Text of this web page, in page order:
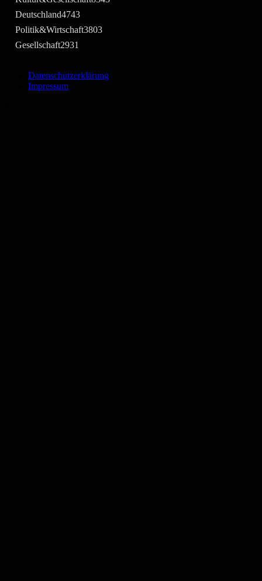
Deutschland4743
Politik&Wirtschaft3803
Gesellschaft2931
Datenschutzerklärung
Impressum